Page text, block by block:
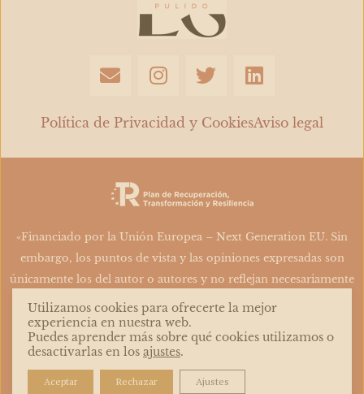
E
n
e
o
p
e
I
n
t
g
r
a
m
T
w
t
e
r
L
i
k
d
n
Política de Privacidad y CookiesAviso legal
«Financiado por la Unión Europea – Next Generation EU. Sin
embargo, los puntos de vista y las opiniones expresadas son
únicamente los del autor o autores y no reflejan necesariamente
los de la Unión Europea o la Comisión Europea. Ni la Unión
Europea ni la Comisión Europea pueden ser consideradas
responsables de las mismas»
Utilizamos cookies para ofrecerte la mejor
experiencia en nuestra web.
Puedes aprender más sobre qué cookies utilizamos o
desactivarlas en los ajustes.
Aceptar Rechazar Ajustes